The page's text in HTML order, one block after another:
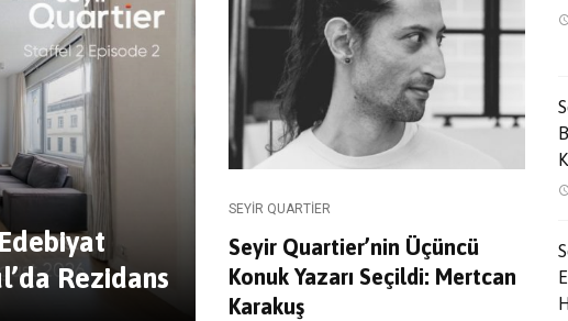
Rezidans
SEYIR QUARTIER
Seyir Quartier’nin Üçüncü
Konuk Yazarı Seçildi: Mertcan
Karakuş